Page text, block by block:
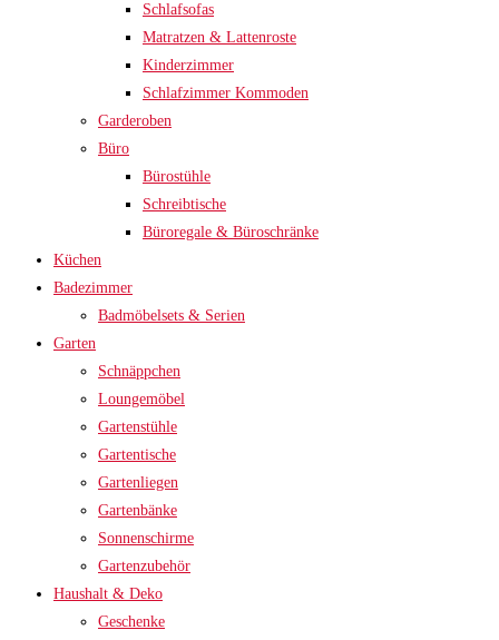
Schlafsofas
Matratzen & Lattenroste
Kinderzimmer
Schlafzimmer Kommoden
Garderoben
Büro
Bürostühle
Schreibtische
Büroregale & Büroschränke
Küchen
Badezimmer
Badmöbelsets & Serien
Garten
Schnäppchen
Loungemöbel
Gartenstühle
Gartentische
Gartenliegen
Gartenbänke
Sonnenschirme
Gartenzubehör
Haushalt & Deko
Geschenke